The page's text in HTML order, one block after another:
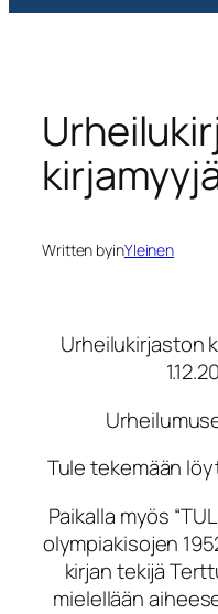
Written byinYleinen
Urheilukirjaston
Tule tekemään
Paikalla myös
olympiakisojen
kirjan tekijä
mielellään